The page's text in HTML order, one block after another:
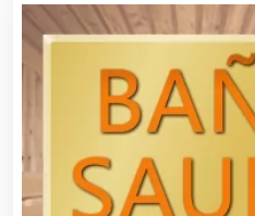
Aseguradoras
Asesores Técnicos
Asesoría Fiscal